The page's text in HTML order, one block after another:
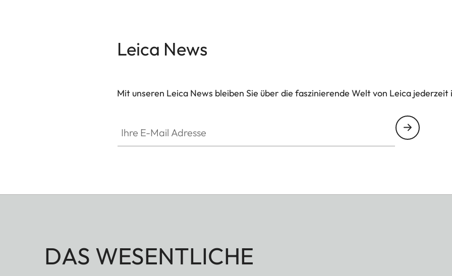
Leica News
Mit unseren Leica News bleiben Sie über die faszinierende Welt von Leica
DAS WESENTLICHE